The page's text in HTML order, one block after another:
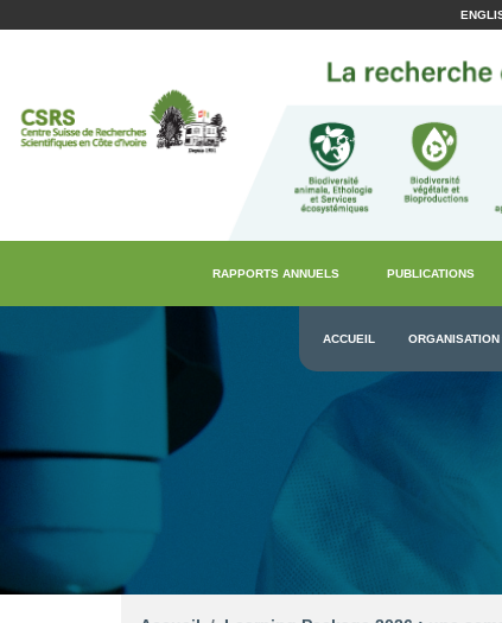
RAPPORTS ANNUELS PUBLICATIONS
ACCUEIL ORGANISATION